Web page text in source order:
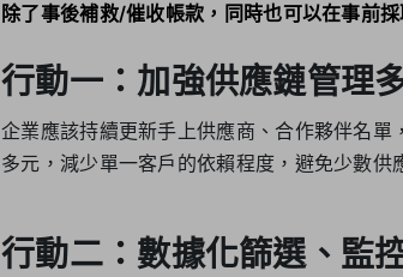
除了事後補救/催收帳款，同時也可以在事前
行動一：加強供應鏈管理
企業應該持續更新手上供應商、合作夥伴名
多元，減少單一客戶的依賴程度，避免少數供
行動二：數據化篩選、監